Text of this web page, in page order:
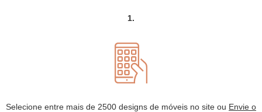
1.
Selecione entre mais de 2500 designs de móveis no site ou Envie o